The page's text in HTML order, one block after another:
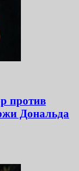
против
Дональда